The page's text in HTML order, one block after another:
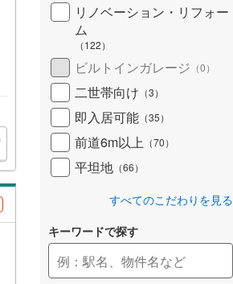
リノベーション・リフォー
ム
（122）
ビルトインガレージ （0）
二世帯向け （3）
即入居可能 （35）
前道6m以上 （70）
平坦地 （66）
すべてのこだわりを見る
キーワードで探す